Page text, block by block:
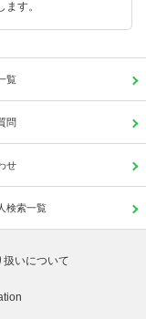
す。
覧
問
せ
検索一覧
いについて